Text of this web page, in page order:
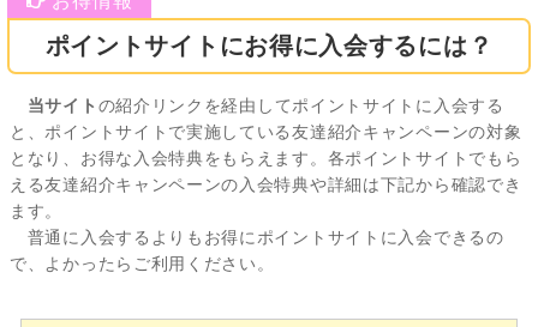
ポイントサイトにお得に入会するには？
当サイト の紹介リンクを経由してポイントサイトに入会する
と、ポイントサイトで実施している友達紹介キャンペーンの対象
となり、お得な入会特典をもらえます。各ポイントサイトでもら
える友達紹介キャンペーンの入会特典や詳細は下記から確認でき
ます。
普通に入会するよりもお得にポイントサイトに入会できるの
で、よかったらご利用ください。